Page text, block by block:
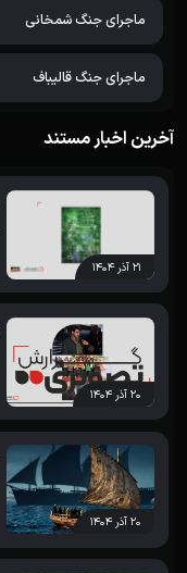
ماجرای جنگ شمخانی
ماجرای جنگ قالیباف
آخرین اخبار مستند
۲۱ آذر ۱۴۰۴
۲۰ آذر ۱۴۰۴
۲۰ آذر ۱۴۰۴